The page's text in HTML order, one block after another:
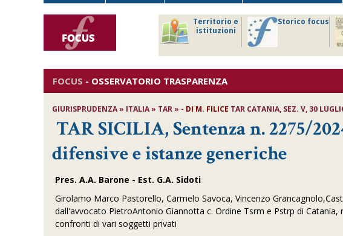
Territorio e
istituzioni
Storico focus
FOCUS - OSSERVATORIO TRASPARENZA
GIURISPRUDENZA » ITALIA » TAR » - DI M. FILICE TAR CATANIA, SEZ. V, 30
TAR SICILIA, Sentenza n. 2275/
difensive e istanze generiche
Pres. A.A. Barone - Est. G.A. Sidoti
Girolamo Marco Pastorello, Carmelo Savoca, Vincenzo
dall'avvocato PietroAntonio Giannotta c. Ordine Tsrm e Pstrp di
confronti di vari soggetti privati